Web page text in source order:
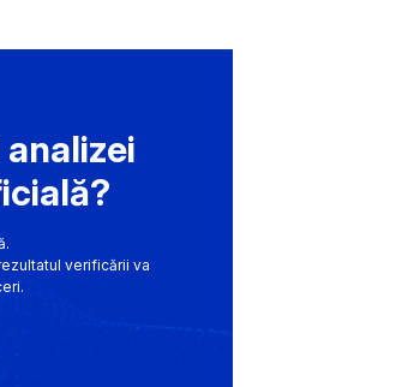
verificării va